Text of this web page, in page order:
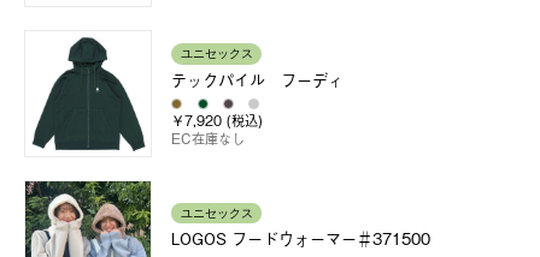
ユニセックス
テックパイル フーディ
￥7,920 (税込)
EC在庫なし
ユニセックス
LOGOS フードウォーマー＃371500